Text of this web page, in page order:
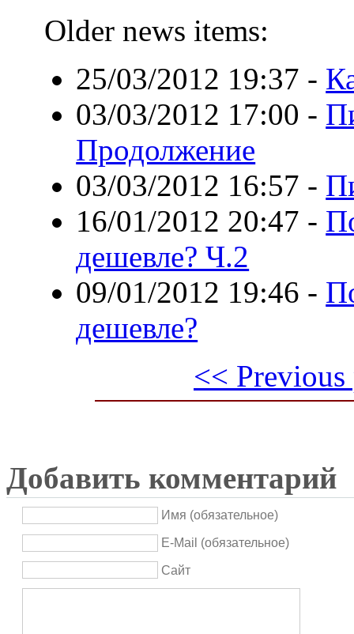
Older news items:
25/03/2012 19:37 -
03/03/2012 17:00 -
Продолжение
03/03/2012 16:57 -
16/01/2012 20:47 -
дешевле? Ч.2
09/01/2012 19:46 -
дешевле?
<< Previous
Добавить комментарий
Имя (обязательное)
E-Mail (обязательное)
Сайт